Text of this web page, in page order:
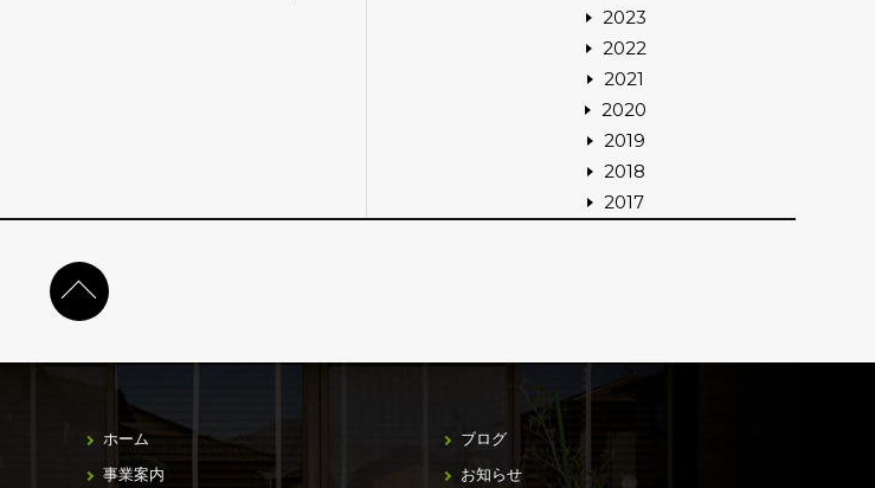
2023
2022
2021
2020
2019
2018
2017
ホーム
事業案内
ブログ
お知らせ